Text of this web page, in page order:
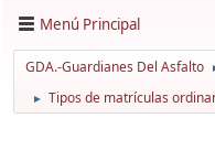
Menú Principal
GDA.-Guardianes Del Asfalto
► Tipos de matrículas